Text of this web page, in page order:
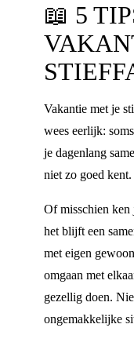
📖 5
Vakantie met je
wees eerlijk:
je dagenlang
niet zo goed kent.
Of misschien ken
het blijft een
met eigen
omgaan met
gezellig doen.
ongemakkelijke